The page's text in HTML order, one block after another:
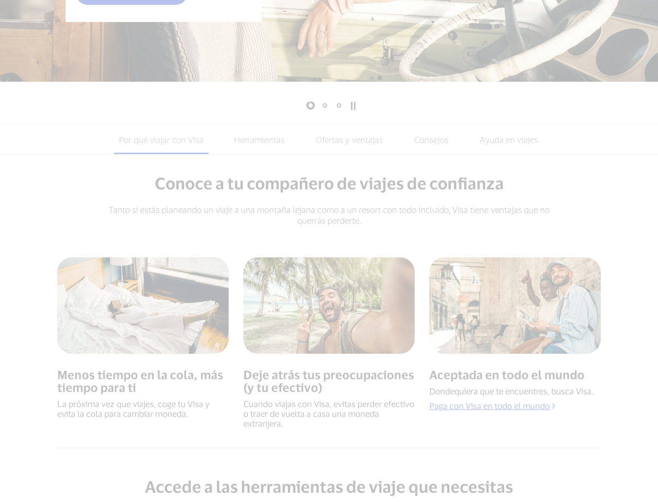
Por qué viajar con Visa Herramientas Ofertas y ventajas Consejos Ayuda en viajes
Conoce a tu compañero de viajes de confianza
Tanto si estás planeando un viaje a una montaña lejana como a un resort con todo incluido, Visa tiene ventajas que no
querrás perderte.
Menos tiempo en la cola, más
tiempo para ti
La próxima vez que viajes, coge tu Visa y
evita la cola para cambiar moneda.
Deje atrás tus preocupaciones
(y tu efectivo)
Cuando viajas con Visa, evitas perder efectivo
o traer de vuelta a casa una moneda
extranjera.
Aceptada en todo el mundo
Dondequiera que te encuentres, busca Visa.
Paga con Visa en todo el mundo
Accede a las herramientas de viaje que necesitas